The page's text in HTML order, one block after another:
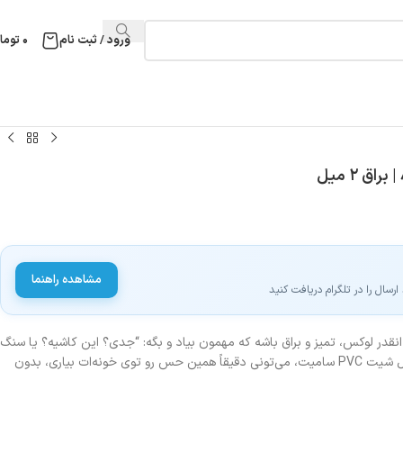
ورود / ثبت نام ۰
را در تلگرام دریافت کنید
مشاهده راهنما
لوکس، تمیز و براق باشه که مهمون بیاد و بگه: “جدی؟ این کاشیه؟ یا سنگ
مرمر گرونه؟” خبر خوب اینه که با ماربل شیت PVC سامیت، می‌تونی دقیقاً همین حس رو توی خونه‌ات بیاری، بدون